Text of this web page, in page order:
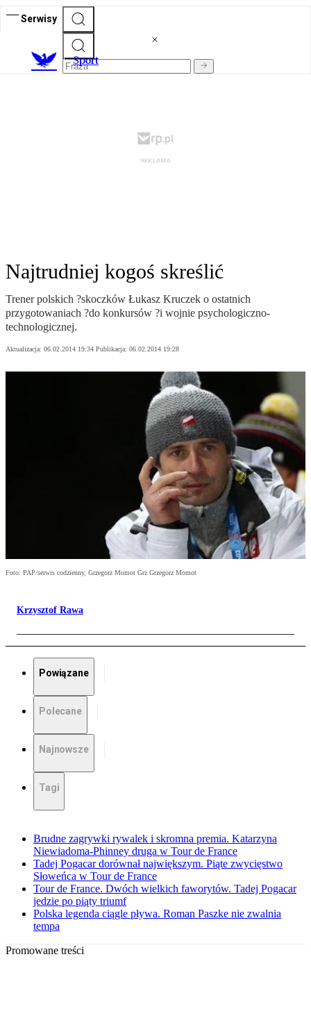
Serwisy
Sport
Najtrudniej kogoś skreślić
Trener polskich ?skoczków Łukasz Kruczek o ostatnich
przygotowaniach ?do konkursów ?i wojnie psychologiczno-
technologicznej.
Aktualizacja: 06.02.2014 19:34 Publikacja: 06.02.2014 19:28
Foto: PAP/serwis codzienny, Grzegorz Momot Grz Grzegorz Momot
Krzysztof Rawa
Powiązane
Polecane
Najnowsze
Tagi
Brudne zagrywki rywalek i skromna premia. Katarzyna
Niewiadoma-Phinney druga w Tour de France
Tadej Pogacar dorównał największym. Piąte zwycięstwo
Słoweńca w Tour de France
Tour de France. Dwóch wielkich faworytów. Tadej Pogacar
jedzie po piąty triumf
Polska legenda ciągle pływa. Roman Paszke nie zwalnia
tempa
Promowane treści